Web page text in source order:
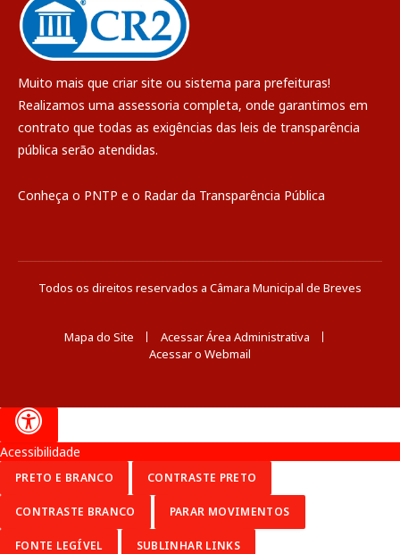
Muito mais que criar site ou sistema para prefeituras!
Realizamos uma assessoria completa, onde garantimos em
contrato que todas as exigências das leis de transparência
pública serão atendidas.
Conheça o PNTP e o Radar da Transparência Pública
Todos os direitos reservados a Câmara Municipal de Breves
Mapa do Site
Acessar Área Administrativa
Acessar o Webmail
Acessibilidade
PRETO E BRANCO CONTRASTE PRETO
CONTRASTE BRANCO PARAR MOVIMENTOS
FONTE LEGÍVEL SUBLINHAR LINKS